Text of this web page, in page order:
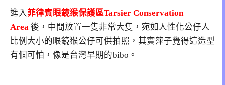
進入菲律賓眼鏡猴保護區Tarsier Conservation
Area 後，中間放置一隻非常大隻，宛如人性化公仔人
比例大小的眼鏡猴公仔可供拍照，其實萍子覺得這造型
有個可怕，像是台灣早期的bibo。